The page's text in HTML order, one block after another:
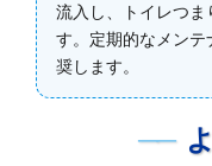
流入し、トイレつま
す。定期的なメン
奨します。